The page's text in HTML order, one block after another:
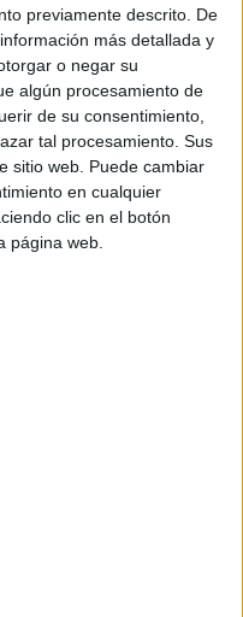
previamente descrito. De
más detallada y
o negar su
algún procesamiento de
de su consentimiento,
tal procesamiento. Sus
sitio web. Puede cambiar
en cualquier
clic en el botón
página web.
Vocento y que reúne
en la ciudad
que, para Ceuta, "es
altavoz, como es este
y las enormes